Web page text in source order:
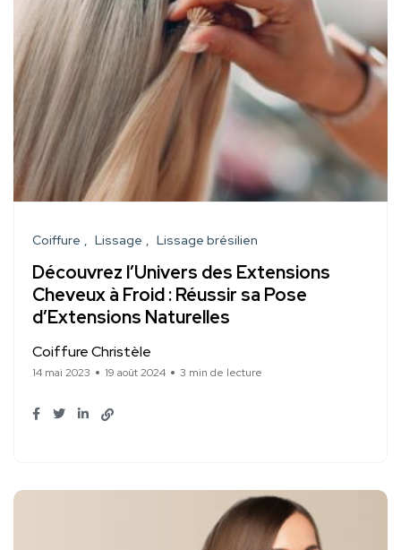
Coiffure Lissage Lissage brésilien
Découvrez l’Univers des Extensions
Cheveux à Froid : Réussir sa Pose
d’Extensions Naturelles
Coiffure Christèle
14 mai 2023 19 août 2024 3 min de lecture